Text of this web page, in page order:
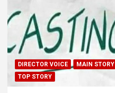
DIRECTOR VOICE MAIN STORY
TOP STORY